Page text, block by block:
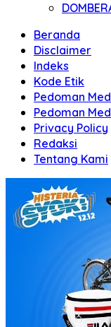
Beranda
Disclaimer
Indeks
Kode Etik
Pedoman
Pedoman
Privacy Policy
Redaksi
Tentang Kami